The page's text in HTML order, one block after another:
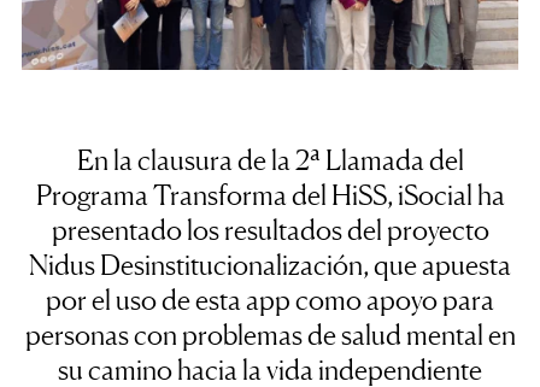
En la clausura de la 2ª Llamada del
Programa Transforma del HiSS, iSocial ha
presentado los resultados del proyecto
Nidus Desinstitucionalización, que apuesta
por el uso de esta app como apoyo para
personas con problemas de salud mental en
su camino hacia la vida independiente